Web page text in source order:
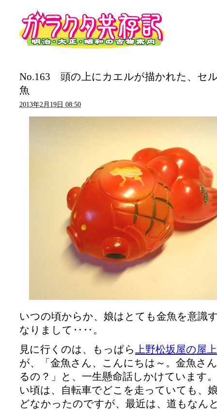
No.163 頭の上にカエルが描かれた、セ
魚
2013年2月19日 08:50
いつの頃からか、娘はとても金魚を意識
なりまして‥‥。
見に行くのは、もっぱら
上野松坂屋の屋上
が、「金魚さん、こんにちは～。金魚さ
るの？」と、一生懸命話しかけています
い頃は、自転車でどこを走っていても、
どなかったのですが、最近は、道もなん